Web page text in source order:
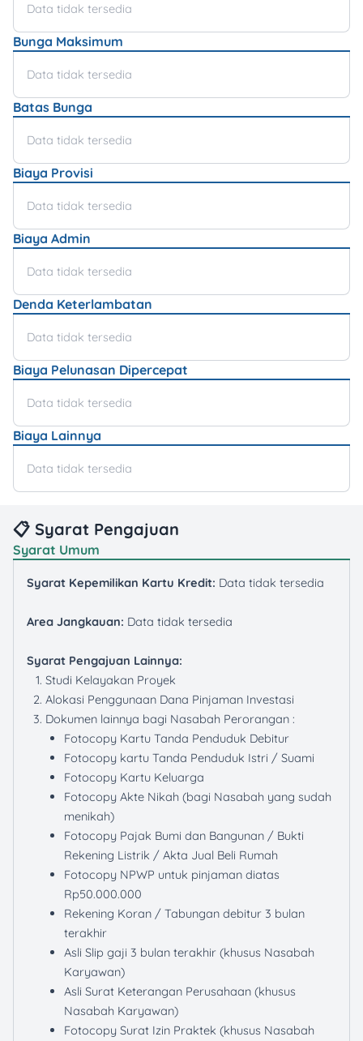
Data tidak tersedia
Bunga Maksimum
Data tidak tersedia
Batas Bunga
Data tidak tersedia
Biaya Provisi
Data tidak tersedia
Biaya Admin
Data tidak tersedia
Denda Keterlambatan
Data tidak tersedia
Biaya Pelunasan Dipercepat
Data tidak tersedia
Biaya Lainnya
Data tidak tersedia
📋 Syarat Pengajuan
Syarat Umum
Syarat Kepemilikan Kartu Kredit: Data tidak tersedia
Area Jangkauan: Data tidak tersedia
Syarat Pengajuan Lainnya:
Studi Kelayakan Proyek
Alokasi Penggunaan Dana Pinjaman Investasi
Dokumen lainnya bagi Nasabah Perorangan :
Fotocopy Kartu Tanda Penduduk Debitur
Fotocopy kartu Tanda Penduduk Istri / Suami
Fotocopy Kartu Keluarga
Fotocopy Akte Nikah (bagi Nasabah yang sudah
menikah)
Fotocopy Pajak Bumi dan Bangunan / Bukti
Rekening Listrik / Akta Jual Beli Rumah
Fotocopy NPWP untuk pinjaman diatas
Rp50.000.000
Rekening Koran / Tabungan debitur 3 bulan
terakhir
Asli Slip gaji 3 bulan terakhir (khusus Nasabah
Karyawan)
Asli Surat Keterangan Perusahaan (khusus
Nasabah Karyawan)
Fotocopy Surat Izin Praktek (khusus Nasabah